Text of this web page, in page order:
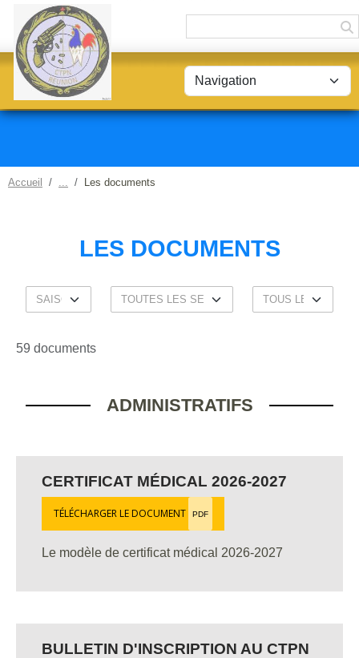
Accueil Les documents
LES DOCUMENTS
59 documents
ADMINISTRATIFS
CERTIFICAT MÉDICAL 2026-2027
TÉLÉCHARGER LE DOCUMENT PDF
Le modèle de certificat médical 2026-2027
BULLETIN D'INSCRIPTION AU CTPN
Panneau de gestion des cookies